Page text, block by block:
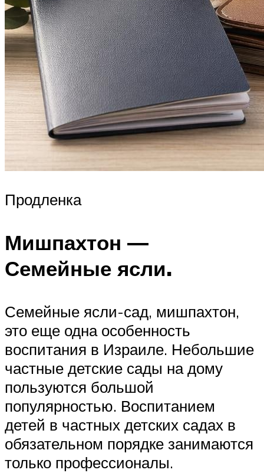
Продленка
Мишпахтон —
Семейные ясли.
Семейные ясли-сад, мишпахтон,
это еще одна особенность
воспитания в Израиле. Небольшие
частные детские сады на дому
пользуются большой
популярностью. Воспитанием
детей в частных детских садах в
обязательном порядке занимаются
только профессионалы.